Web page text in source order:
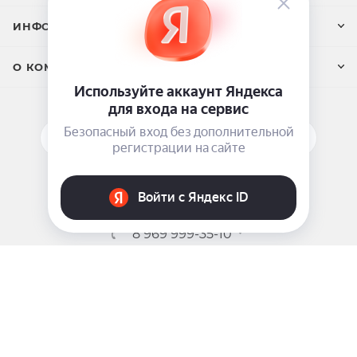
ИНФОРМАЦИЯ
О КОМПАНИИ
ПОДПИСАТЬСЯ НА РАССЫЛКУ
ЗАДАТЬ ВОПРОС
8 969 999-35-10